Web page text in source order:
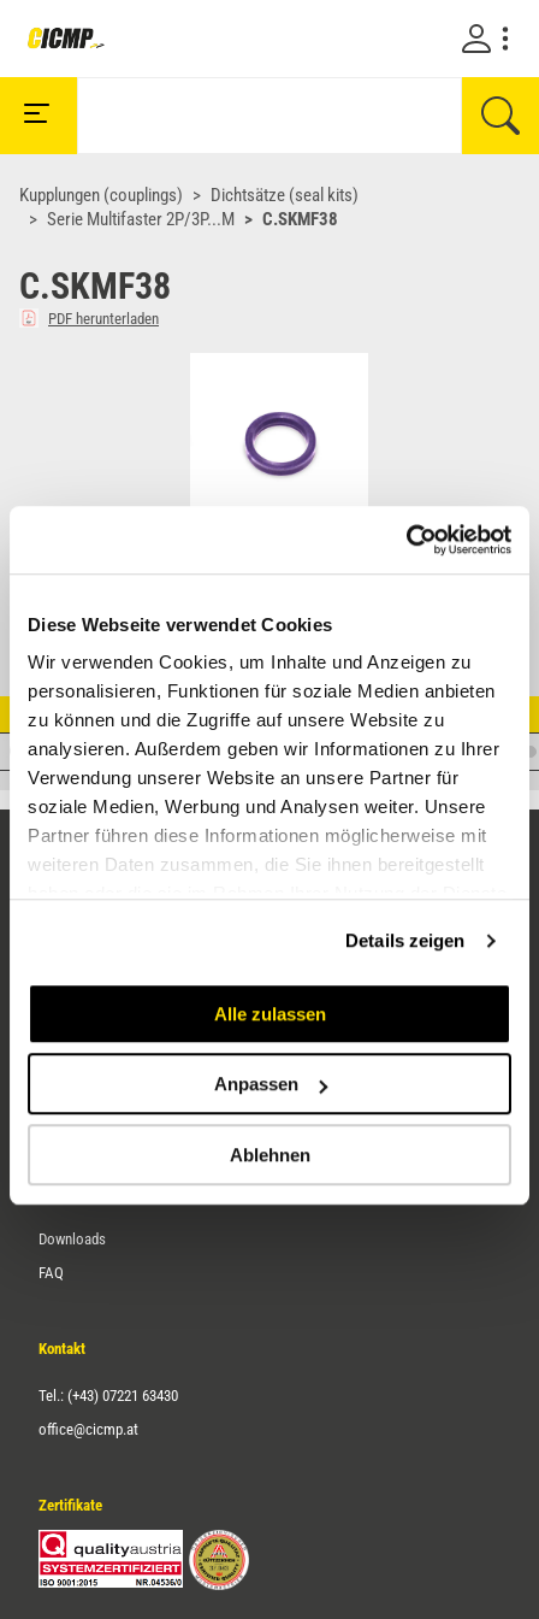
Diese Webseite verwendet Cookies
Wir verwenden Cookies, um Inhalte und Anzeigen zu
personalisieren, Funktionen für soziale Medien anbieten
zu können und die Zugriffe auf unsere Website zu
analysieren. Außerdem geben wir Informationen zu Ihrer
Verwendung unserer Website an unsere Partner für
soziale Medien, Werbung und Analysen weiter. Unsere
Partner führen diese Informationen möglicherweise mit
weiteren Daten zusammen, die Sie ihnen bereitgestellt
Details zeigen
Alle zulassen
Anpassen
Ablehnen
Kupplungen (couplings)
Dichtsätze (seal kits)
Serie Multifaster 2P/3P...M
C.SKMF38
C.SKMF38
PDF herunterladen
Artikel Nr.
C.SKMF38
Karriere
Downloads
FAQ
Kontakt
Tel.: (+43) 07221 63430
office@cicmp.at
Zertifikate